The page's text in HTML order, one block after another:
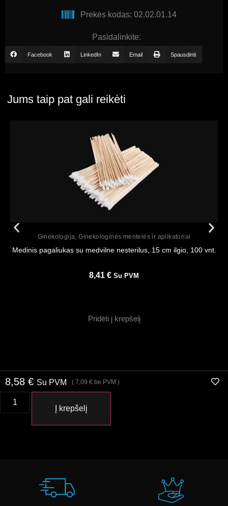
Prekės kodas: 02.02.01.14
Pasidalinkite:
Facebook LinkedIn Email Spausdinti
Jums taip pat gali reikėti
Ginekologija ,Ginekologinės mentelės ir aplikatoriai
Medinis pagaliukas su medvilne nesterilus, 15 cm ilgio, 100 vnt.
8,41 € Su PVM
Pridėti į krepšelį
8,58 € Su PVM ( 7,09 € be PVM )
Į krepšelį